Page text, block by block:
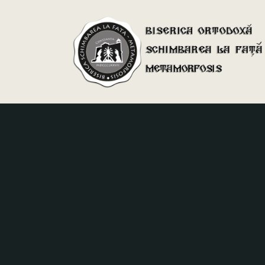
BISERICA GREACĂ